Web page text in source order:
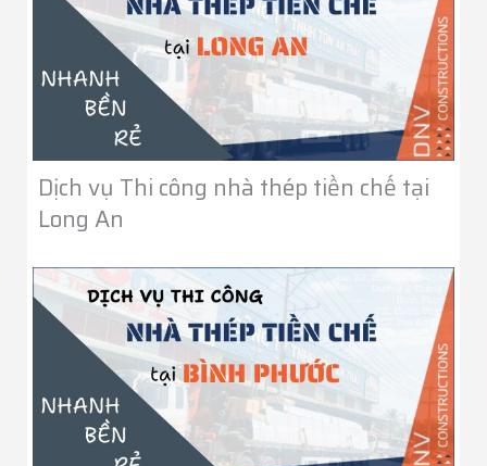
Dịch vụ Thi công nhà thép tiền chế tại
Long An